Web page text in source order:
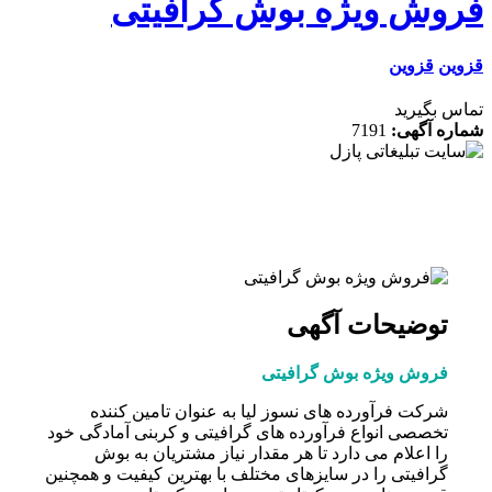
ویژه بوش گرافیتی
قزوین
بگیرید
آگهی:7191
توضیحات آگهی
فروش ویژه بوش گرافیتی
شرکت فرآورده های نسوز لیا به عنوان تامین کننده
تخصصی انواع فرآورده های گرافیتی و کربنی آمادگی خود
را اعلام می دارد تا هر مقدار نیاز مشتریان به بوش
گرافیتی را در سایزهای مختلف با بهترین کیفیت و همچنین